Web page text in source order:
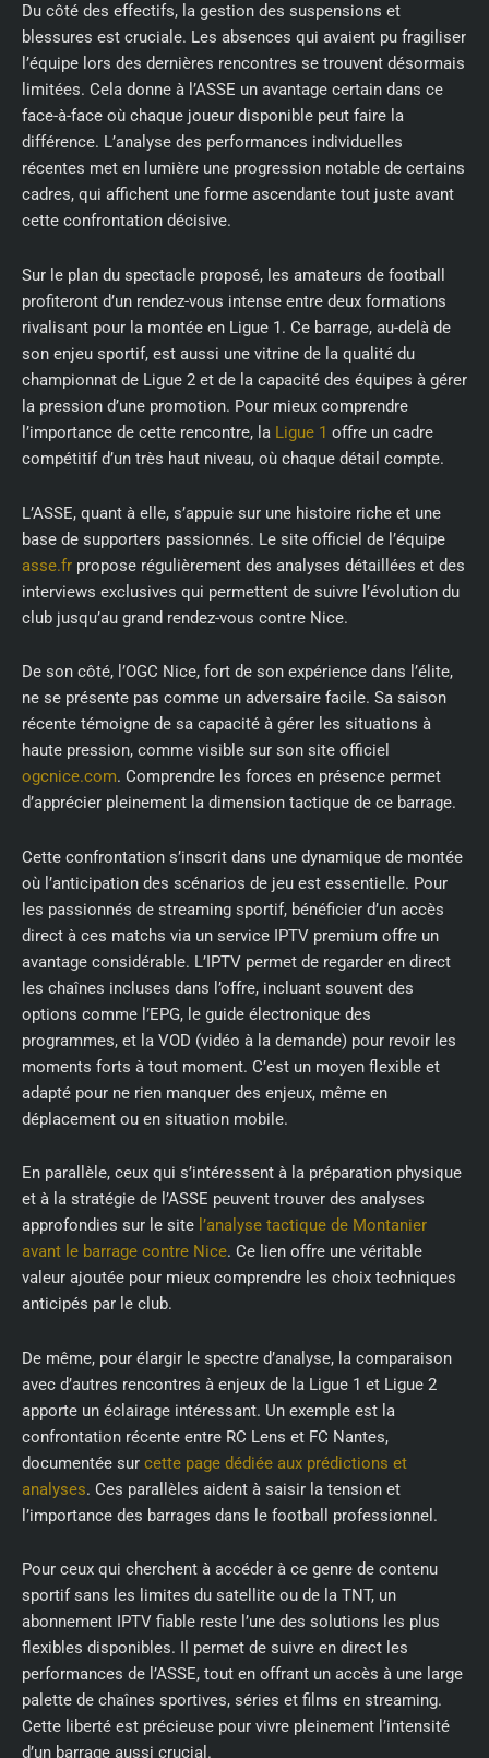
Du côté des effectifs, la gestion des suspensions et
blessures est cruciale. Les absences qui avaient pu fragiliser
l’équipe lors des dernières rencontres se trouvent désormais
limitées. Cela donne à l’ASSE un avantage certain dans ce
face-à-face où chaque joueur disponible peut faire la
différence. L’analyse des performances individuelles
récentes met en lumière une progression notable de certains
cadres, qui affichent une forme ascendante tout juste avant
cette confrontation décisive.
Sur le plan du spectacle proposé, les amateurs de football
profiteront d’un rendez-vous intense entre deux formations
rivalisant pour la montée en Ligue 1. Ce barrage, au-delà de
son enjeu sportif, est aussi une vitrine de la qualité du
championnat de Ligue 2 et de la capacité des équipes à gérer
la pression d’une promotion. Pour mieux comprendre
l’importance de cette rencontre, la Ligue 1 offre un cadre
compétitif d’un très haut niveau, où chaque détail compte.
L’ASSE, quant à elle, s’appuie sur une histoire riche et une
base de supporters passionnés. Le site officiel de l’équipe
asse.fr propose régulièrement des analyses détaillées et des
interviews exclusives qui permettent de suivre l’évolution du
club jusqu’au grand rendez-vous contre Nice.
De son côté, l’OGC Nice, fort de son expérience dans l’élite,
ne se présente pas comme un adversaire facile. Sa saison
récente témoigne de sa capacité à gérer les situations à
haute pression, comme visible sur son site officiel
ogcnice.com. Comprendre les forces en présence permet
d’apprécier pleinement la dimension tactique de ce barrage.
Cette confrontation s’inscrit dans une dynamique de montée
où l’anticipation des scénarios de jeu est essentielle. Pour
les passionnés de streaming sportif, bénéficier d’un accès
direct à ces matchs via un service IPTV premium offre un
avantage considérable. L’IPTV permet de regarder en direct
les chaînes incluses dans l’offre, incluant souvent des
options comme l’EPG, le guide électronique des
programmes, et la VOD (vidéo à la demande) pour revoir les
moments forts à tout moment. C’est un moyen flexible et
adapté pour ne rien manquer des enjeux, même en
déplacement ou en situation mobile.
En parallèle, ceux qui s’intéressent à la préparation physique
et à la stratégie de l’ASSE peuvent trouver des analyses
approfondies sur le site l’analyse tactique de Montanier
avant le barrage contre Nice. Ce lien offre une véritable
valeur ajoutée pour mieux comprendre les choix techniques
anticipés par le club.
De même, pour élargir le spectre d’analyse, la comparaison
avec d’autres rencontres à enjeux de la Ligue 1 et Ligue 2
apporte un éclairage intéressant. Un exemple est la
confrontation récente entre RC Lens et FC Nantes,
documentée sur cette page dédiée aux prédictions et
analyses. Ces parallèles aident à saisir la tension et
l’importance des barrages dans le football professionnel.
Pour ceux qui cherchent à accéder à ce genre de contenu
sportif sans les limites du satellite ou de la TNT, un
abonnement IPTV fiable reste l’une des solutions les plus
flexibles disponibles. Il permet de suivre en direct les
performances de l’ASSE, tout en offrant un accès à une large
palette de chaînes sportives, séries et films en streaming.
Cette liberté est précieuse pour vivre pleinement l’intensité
d’un barrage aussi crucial.